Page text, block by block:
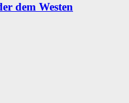
dem Westen